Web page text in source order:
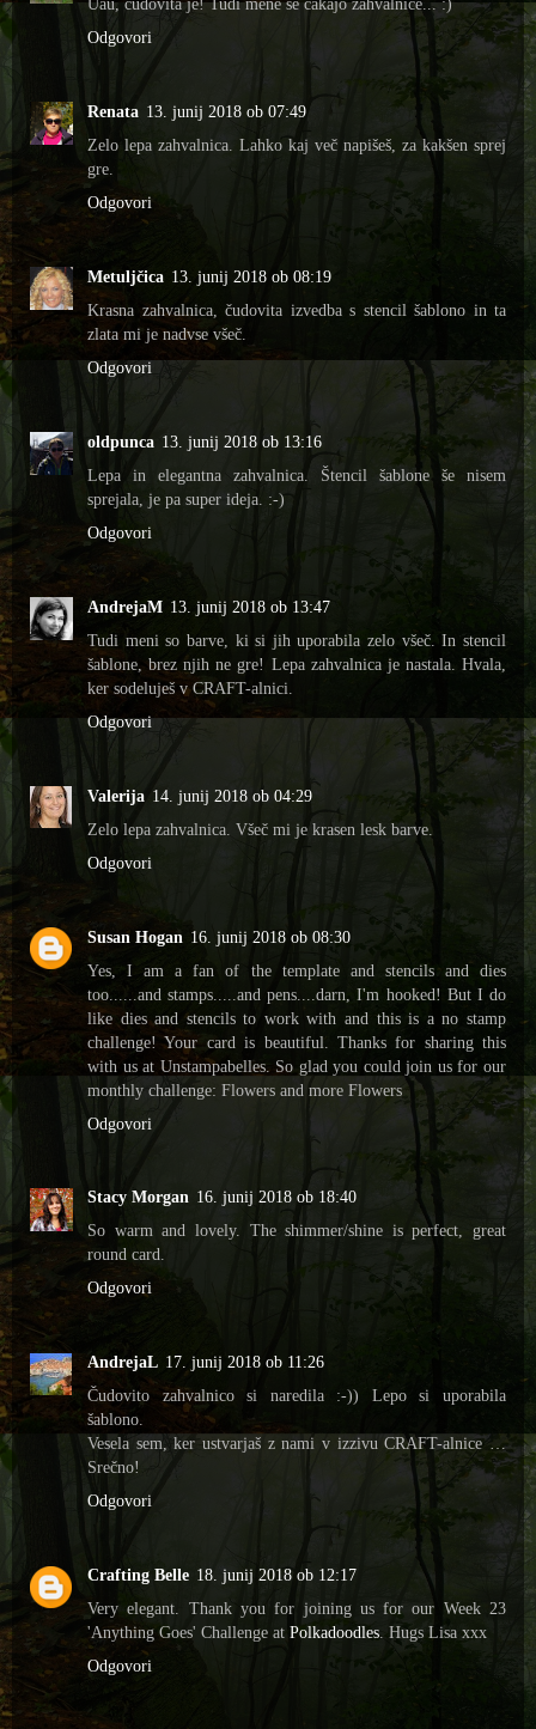
Odgovori
Renata 13. junij 2018 ob 07:49
Zelo lepa zahvalnica. Lahko kaj več napišeš, za kakšen sprej
gre.
Odgovori
Metuljčica 13. junij 2018 ob 08:19
Krasna zahvalnica, čudovita izvedba s stencil šablono in ta
zlata mi je nadvse všeč.
Odgovori
oldpunca 13. junij 2018 ob 13:16
Lepa in elegantna zahvalnica. Štencil šablone še nisem
sprejala, je pa super ideja. :-)
Odgovori
AndrejaM 13. junij 2018 ob 13:47
Tudi meni so barve, ki si jih uporabila zelo všeč. In stencil
šablone, brez njih ne gre! Lepa zahvalnica je nastala. Hvala,
ker sodeluješ v CRAFT-alnici.
Odgovori
Valerija 14. junij 2018 ob 04:29
Zelo lepa zahvalnica. Všeč mi je krasen lesk barve.
Odgovori
Susan Hogan 16. junij 2018 ob 08:30
Yes, I am a fan of the template and stencils and dies
too......and stamps.....and pens....darn, I'm hooked! But I do
like dies and stencils to work with and this is a no stamp
challenge! Your card is beautiful. Thanks for sharing this
with us at Unstampabelles. So glad you could join us for our
monthly challenge: Flowers and more Flowers
Odgovori
Stacy Morgan 16. junij 2018 ob 18:40
So warm and lovely. The shimmer/shine is perfect, great
round card.
Odgovori
AndrejaL 17. junij 2018 ob 11:26
Čudovito zahvalnico si naredila :-)) Lepo si uporabila
šablono.
Vesela sem, ker ustvarjaš z nami v izzivu CRAFT-alnice …
Srečno!
Odgovori
Crafting Belle 18. junij 2018 ob 12:17
Very elegant. Thank you for joining us for our Week 23
'Anything Goes' Challenge at Polkadoodles. Hugs Lisa xxx
Odgovori